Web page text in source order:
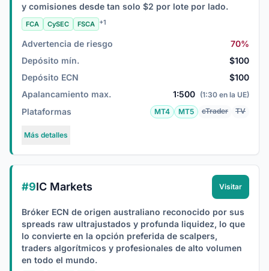
y comisiones desde tan solo $2 por lote por lado.
FCA CySEC FSCA +1
Advertencia de riesgo
70%
Depósito mín.
$100
Depósito ECN
$100
Apalancamiento max.
1:500 (1:30 en la UE)
Plataformas MT4 MT5 cTrader TV
Más detalles
#9IC Markets Visitar
Bróker ECN de origen australiano reconocido por sus
spreads raw ultrajustados y profunda liquidez, lo que
lo convierte en la opción preferida de scalpers,
traders algorítmicos y profesionales de alto volumen
en todo el mundo.